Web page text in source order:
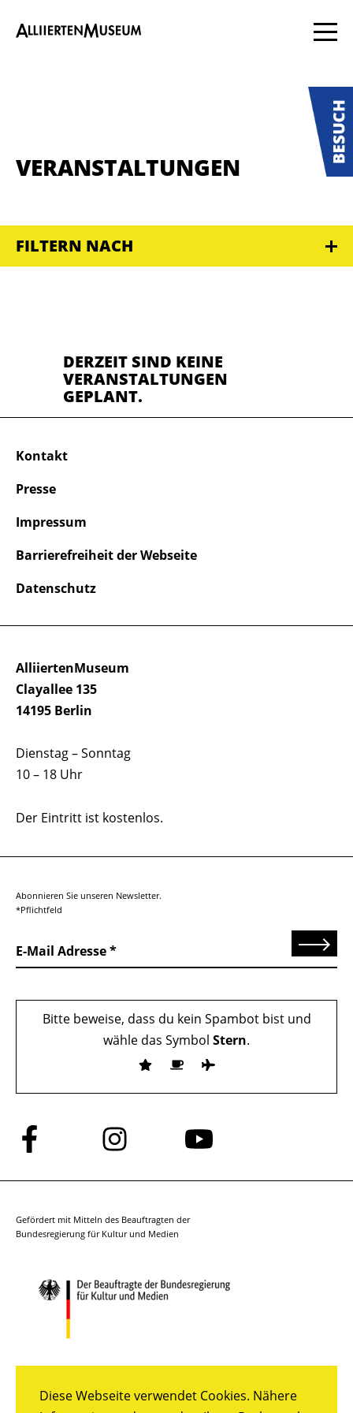
Diese Webseite verwendet Cookies. Nähere
VERANSTALTUNGEN
FILTERN NACH
DERZEIT SIND KEINE
VERANSTALTUNGEN
GEPLANT.
AlliiertenMuseum
Clayallee 135
14195 Berlin
Dienstag – Sonntag
10 – 18 Uhr
Der Eintritt ist kostenlos.
Kontakt
Presse
Impressum
Barrierefreiheit der Webseite
Datenschutz
Abonnieren Sie unseren Newsletter.
*Pflichtfeld
E-Mail Adresse Senden
Bitte beweise, dass du kein Spambot bist und
wähle das Symbol Stern.
Folge
uns
auf
Folge
uns
auf
Folge
auf
Gefördert mit Mitteln des Beauftragten der
Bundesregierung für Kultur und Medien